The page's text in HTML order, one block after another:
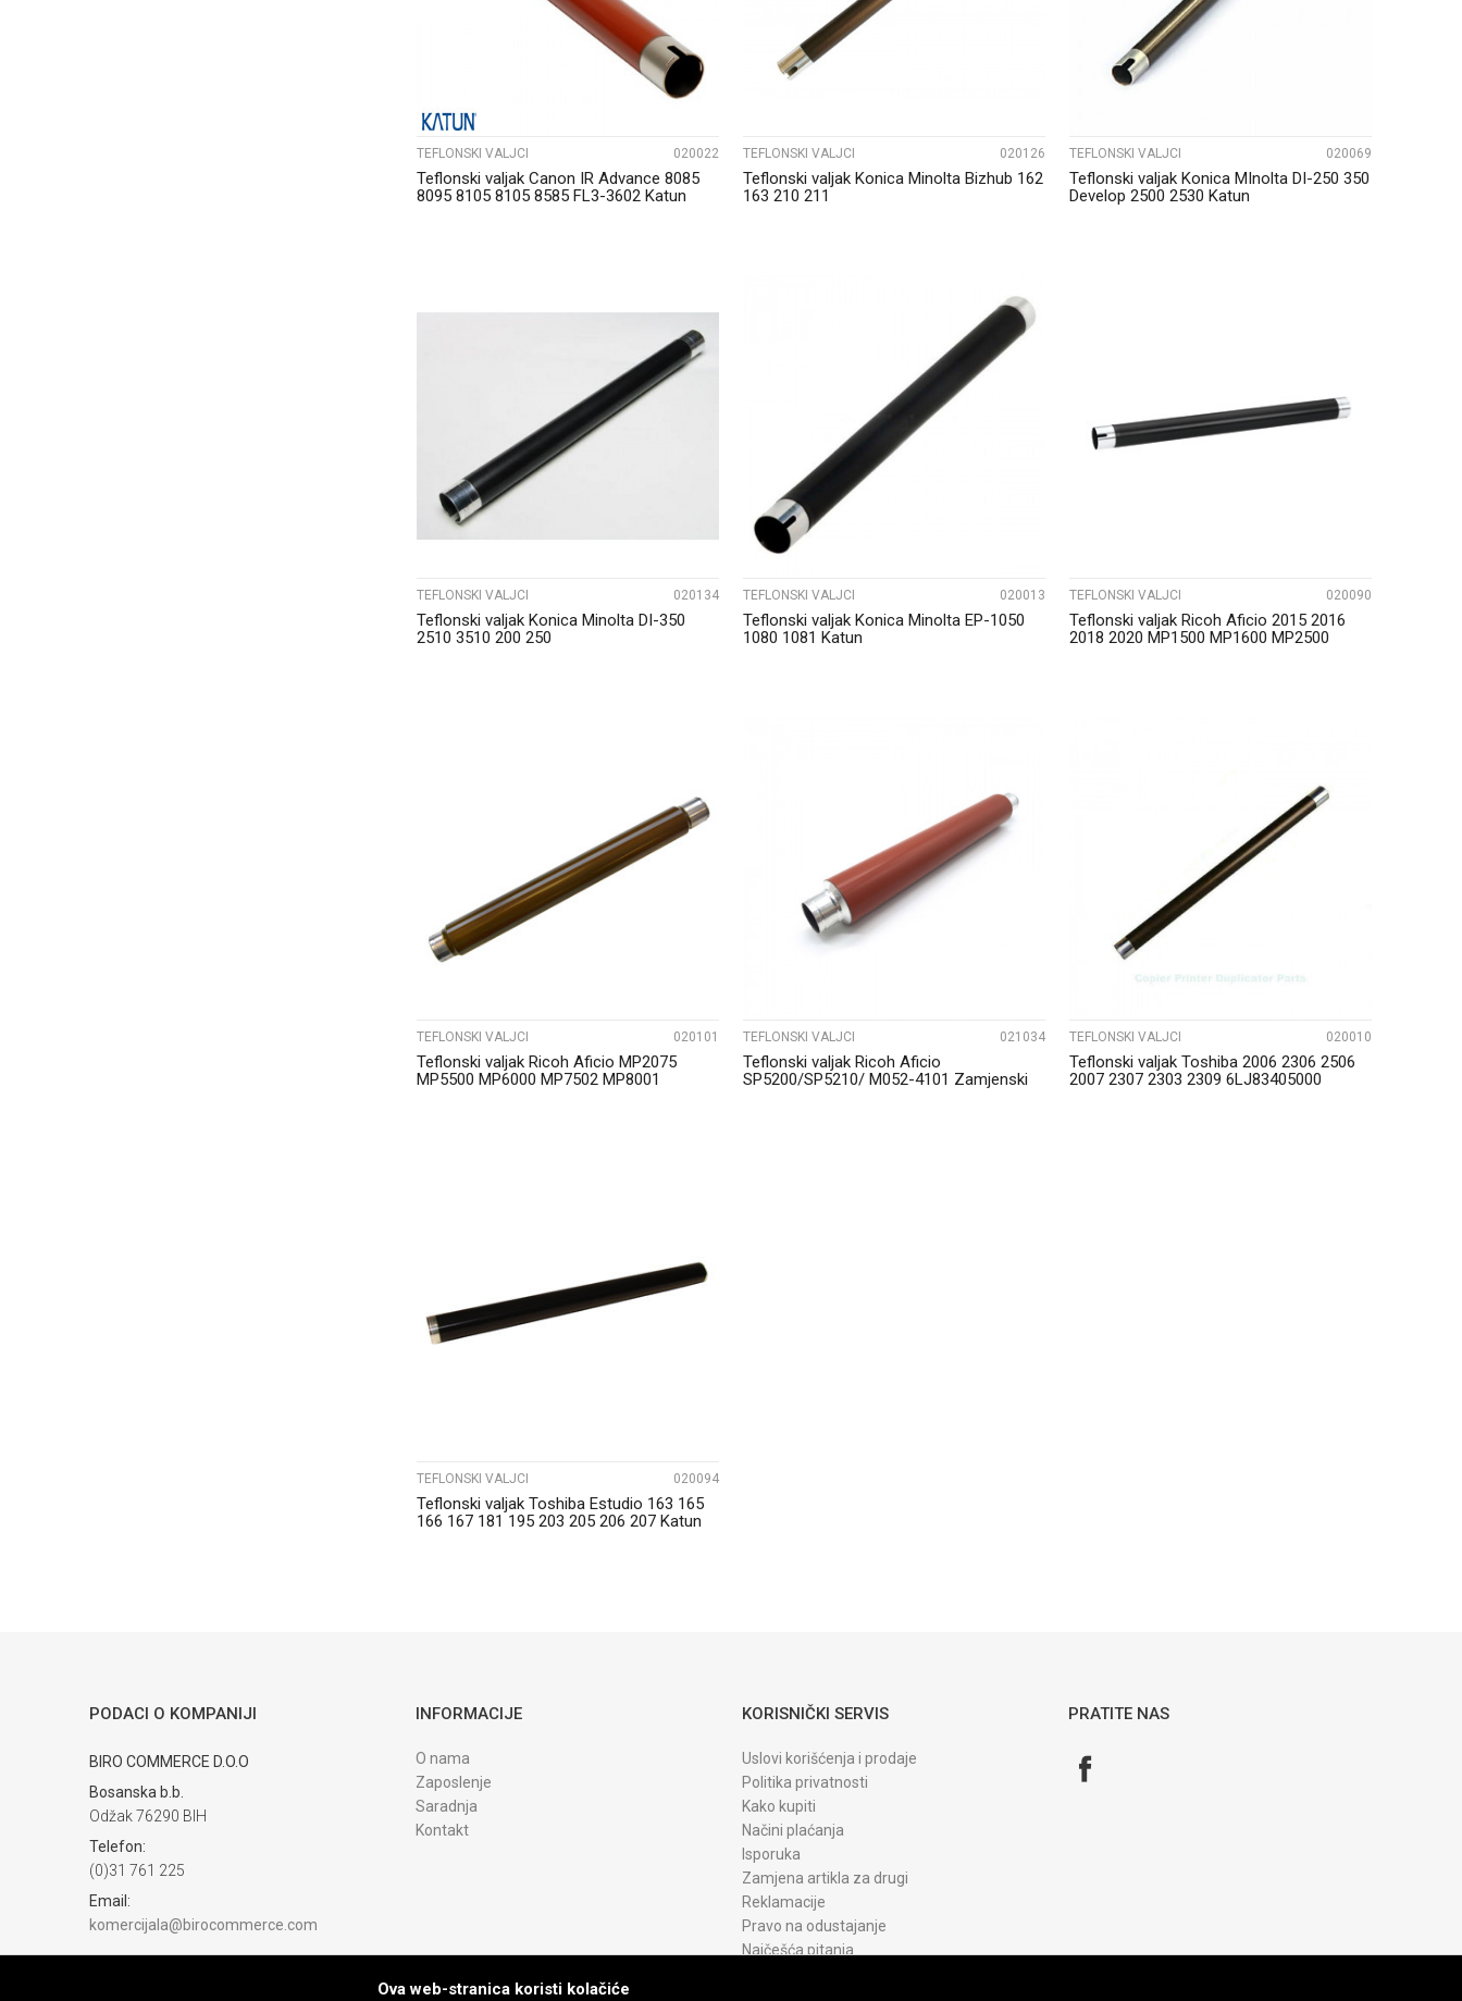
TEFLONSKI VALJCI 020022
Teflonski valjak Canon IR Advance 8085
8095 8105 8105 8585 FL3-3602 Katun
TEFLONSKI VALJCI 020126
Teflonski valjak Konica Minolta Bizhub 162
163 210 211
TEFLONSKI VALJCI 020069
Teflonski valjak Konica MInolta DI-250 350
Develop 2500 2530 Katun
UPOREDI
TEFLONSKI VALJCI 020134
Teflonski valjak Konica Minolta DI-350
2510 3510 200 250
UPOREDI
TEFLONSKI VALJCI 020013
Teflonski valjak Konica Minolta EP-1050
1080 1081 Katun
UPOREDI
TEFLONSKI VALJCI 020090
Teflonski valjak Ricoh Aficio 2015 2016
2018 2020 MP1500 MP1600 MP2500
UPOREDI
TEFLONSKI VALJCI 020101
Teflonski valjak Ricoh Aficio MP2075
MP5500 MP6000 MP7502 MP8001
UPOREDI
TEFLONSKI VALJCI 021034
Teflonski valjak Ricoh Aficio
SP5200/SP5210/ M052-4101 Zamjenski
UPOREDI
TEFLONSKI VALJCI 020010
Teflonski valjak Toshiba 2006 2306 2506
2007 2307 2303 2309 6LJ83405000
UPOREDI
TEFLONSKI VALJCI 020094
Teflonski valjak Toshiba Estudio 163 165
166 167 181 195 203 205 206 207 Katun
PODACI O KOMPANIJI
BIRO COMMERCE D.O.O
Bosanska b.b.
Odžak 76290 BIH
Telefon:
(0)31 761 225
Email:
komercijala@birocommerce.com
INFORMACIJE
O nama
Zaposlenje
Saradnja
Kontakt
KORISNIČKI SERVIS
Uslovi korišćenja i prodaje
Politika privatnosti
Kako kupiti
Načini plaćanja
Isporuka
Zamjena artikla za drugi
Reklamacije
Pravo na odustajanje
Najčešća pitanja
PRATITE NAS
Ova web-stranica koristi kolačiće